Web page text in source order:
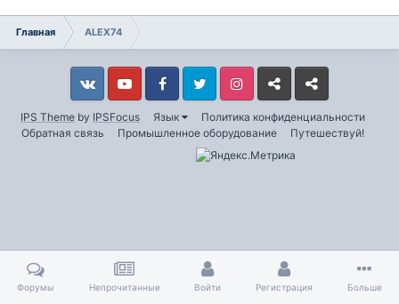
Главная ALEX74
IPS Theme by IPSFocus Язык
Политика конфиденциальности
Обратная связь
Промышленное оборудование Путешествуй!
VkontakteYouTube FacebookTwitter InstagramLivejournalOdnoklassniki
Форумы Непрочитанные Войти Регистрация Больше